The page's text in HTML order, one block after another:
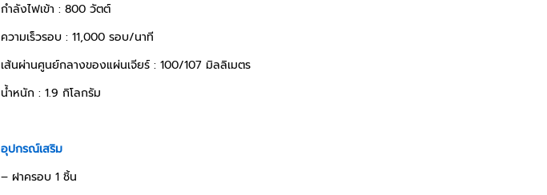
กำลังไฟเข้า : 800 วัตต์
ความเร็วรอบ : 11,000 รอบ/นาที
เส้นผ่านศูนย์กลางของแผ่นเจียร์ : 100/107 มิลลิเมตร
น้ำหนัก : 1.9 กิโลกรัม
อุปกรณ์เสริม
– ฝาครอบ 1 ชิ้น